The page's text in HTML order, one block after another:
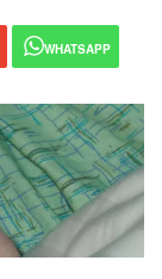
WHATSAPP